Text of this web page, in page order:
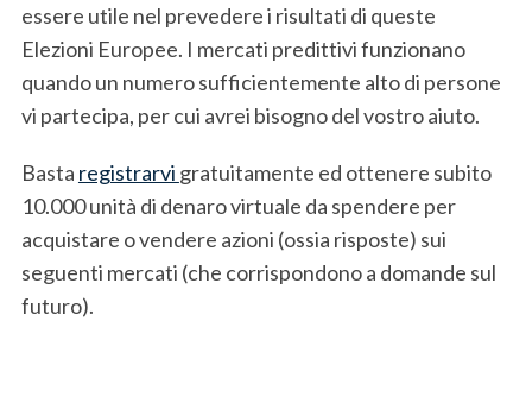
essere utile nel prevedere i risultati di queste
Elezioni Europee. I mercati predittivi funzionano
quando un numero sufficientemente alto di persone
vi partecipa, per cui avrei bisogno del vostro aiuto.
Basta registrarvi gratuitamente ed ottenere subito
10.000 unità di denaro virtuale da spendere per
acquistare o vendere azioni (ossia risposte) sui
seguenti mercati (che corrispondono a domande sul
futuro).